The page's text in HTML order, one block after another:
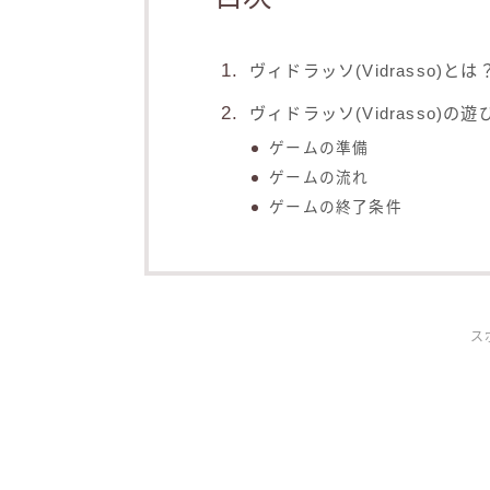
ヴィドラッソ(Vidrasso)とは
ヴィドラッソ(Vidrasso)の遊
ゲームの準備
ゲームの流れ
ゲームの終了条件
ス